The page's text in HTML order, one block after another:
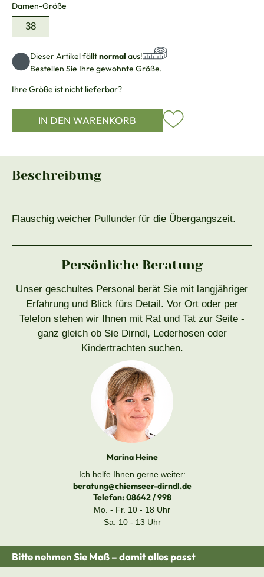
Damen-Größe
38
Dieser Artikel fälltnormal aus!
Bestellen Sie Ihre gewohnte Größe.
Ihre Größe ist nicht lieferbar?
IN DEN WARENKORB
Beschreibung
Flauschig weicher Pullunder für die Übergangszeit.
Persönliche Beratung
Unser geschultes Personal berät Sie mit langjähriger
Erfahrung und Blick fürs Detail. Vor Ort oder per
Telefon stehen wir Ihnen mit Rat und Tat zur Seite -
ganz gleich ob Sie Dirndl, Lederhosen oder
Kindertrachten suchen.
Marina Heine
Ich helfe Ihnen gerne weiter:
beratung@chiemseer-dirndl.de
Telefon:08642 / 998
Mo. - Fr. 10 - 18 Uhr
Sa. 10 - 13 Uhr
Bitte nehmen Sie Maß – damit alles passt